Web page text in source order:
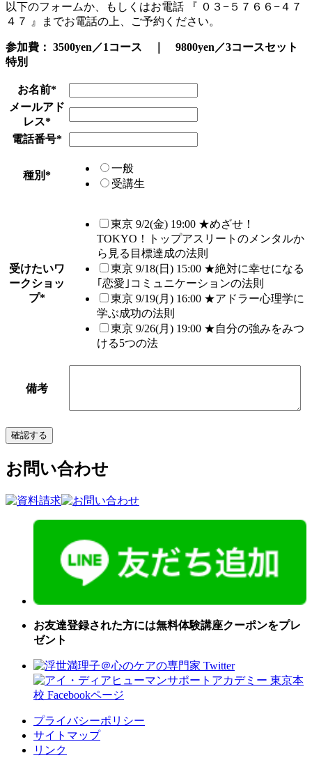
以下のフォームか、もしくはお電話 『 ０３−５７６６−４７
４７ 』までお電話の上、ご予約ください。
参加費： 3500yen／1コース ｜ 9800yen／3コースセット
特別
お名前*
メールアド
レス*
電話番号*
種別*
一般
受講生
受けたいワ
ークショッ
プ*
東京 9/2(金) 19:00 ★めざせ！
TOKYO！トップアスリートのメンタルか
ら見る目標達成の法則
東京 9/18(日) 15:00 ★絶対に幸せになる
｢恋愛｣コミュニケーションの法則
東京 9/19(月) 16:00 ★アドラー心理学に
学ぶ成功の法則
東京 9/26(月) 19:00 ★自分の強みをみつ
ける5つの法
備考
お問い合わせ
お友達登録された方には無料体験講座クーポンをプレ
ゼント
プライバシーポリシー
サイトマップ
リンク